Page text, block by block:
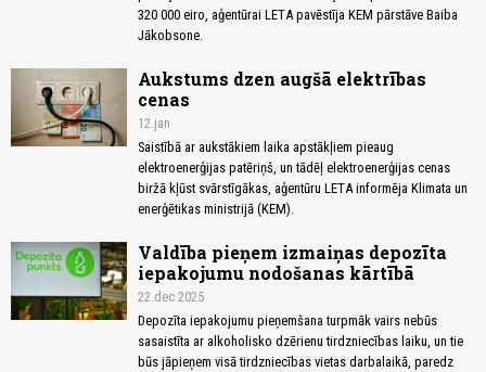
320 000 eiro, aģentūrai LETA pavēstīja KEM pārstāve Baiba
Jākobsone.
Aukstums dzen augšā elektrības
cenas
12.jan
Saistībā ar aukstākiem laika apstākļiem pieaug
elektroenerģijas patēriņš, un tādēļ elektroenerģijas cenas
biržā kļūst svārstīgākas, aģentūru LETA informēja Klimata un
enerģētikas ministrijā (KEM).
Valdība pieņem izmaiņas depozīta
iepakojumu nodošanas kārtībā
22.dec 2025
Depozīta iepakojumu pieņemšana turpmāk vairs nebūs
sasaistīta ar alkoholisko dzērienu tirdzniecības laiku, un tie
būs jāpieņem visā tirdzniecības vietas darbalaikā, paredz